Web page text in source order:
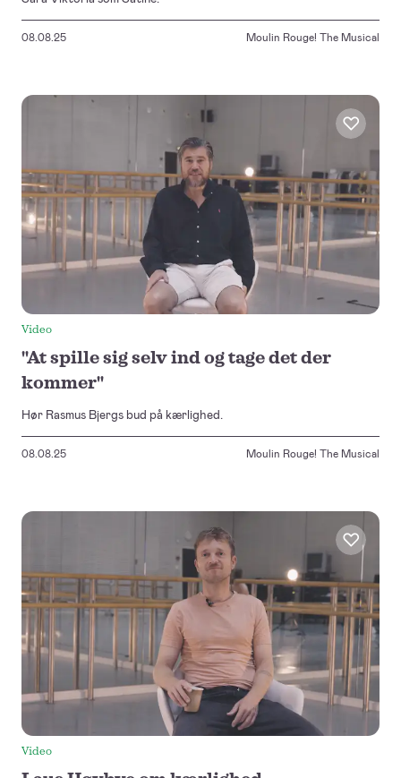
08.08.25 Moulin Rouge! The Musical
Video
"At spille sig selv ind og tage det der
kommer"
Hør Rasmus Bjergs bud på kærlighed.
08.08.25 Moulin Rouge! The Musical
Video